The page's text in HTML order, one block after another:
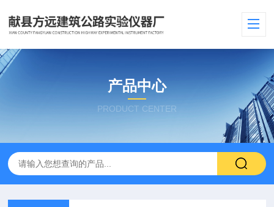
产品中心
PRODUCT CENTER